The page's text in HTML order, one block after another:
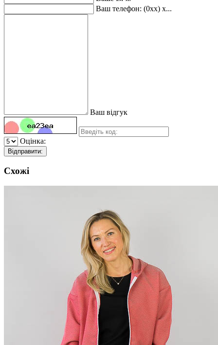
Ваш телефон: (0xx) x...
Ваш відгук
Оцінка:
Відправити:
Схожі